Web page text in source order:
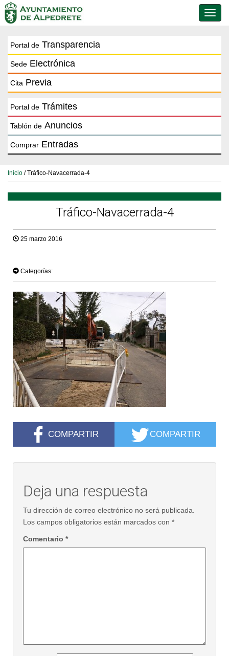
de
Portal de Transparencia
Sede Electrónica
Cita Previa
Portal de Trámites
Tablón de Anuncios
Comprar Entradas
Inicio / Tráfico-Navacerrada-4
Tráfico-Navacerrada-4
25 marzo 2016
Categorías:
COMPARTIR COMPARTIR
Deja una respuesta
Tu dirección de correo electrónico no será publicada.
Los campos obligatorios están marcados con *
Comentario *